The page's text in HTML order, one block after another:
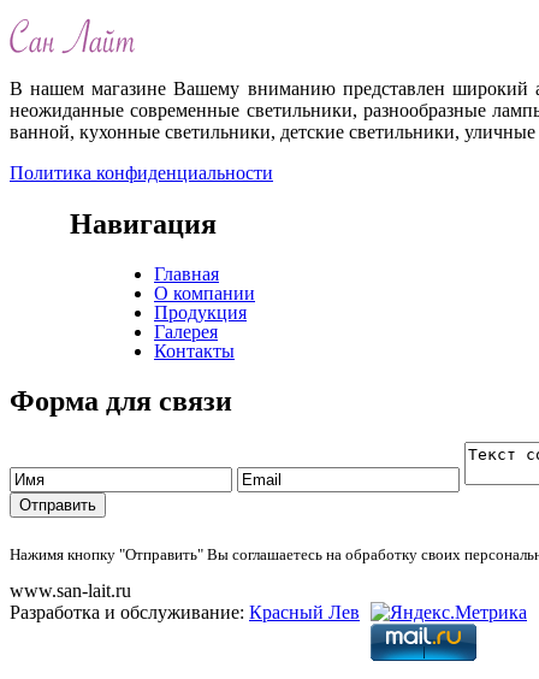
В нашем магазине Вашему вниманию представлен широкий
неожиданные современные светильники, разнообразные
ванной, кухонные светильники, детские светильники,
Политика конфиденциальности
Навигация
Главная
О компании
Продукция
Галерея
Контакты
Форма для связи
Нажимя кнопку "Отправить" Вы соглашаетесь на обработку своих
www.san-lait.ru
Разработка и обслуживание: Красный Лев